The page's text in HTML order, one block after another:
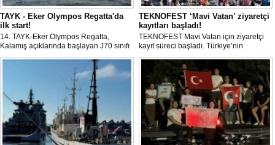
TAYK - Eker Olympos Regatta'da
ilk start!
14. TAYK-Eker Olympos Regatta,
Kalamış açıklarında başlayan J70 sınıfı
yarışlarıyla ilk startını verdi. İstanbul'u 10
gün boyunca yelken coşkusuyla
buluşturacak organizasyonun ilk
gününde 9 tekne rüzgârla buluştu.
TEKNOFEST ‘Mavi Vatan’ ziyaretçi
kayıtları başladı!
TEKNOFEST Mavi Vatan için ziyaretçi
kayıt süreci başladı. Türkiye’nin
denizcilik ve savunma teknolojilerine
odaklanan etkinliği, 20-23 Ağustos
tarihleri arasında Gölcük Tersanesi
Komutanlığı’nda gerçekleştirilecek.